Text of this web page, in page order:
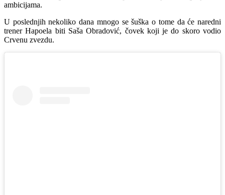
ambicijama.
U poslednjih nekoliko dana mnogo se šuška o tome da će naredni
trener Hapoela biti Saša Obradović, čovek koji je do skoro vodio
Crvenu zvezdu.